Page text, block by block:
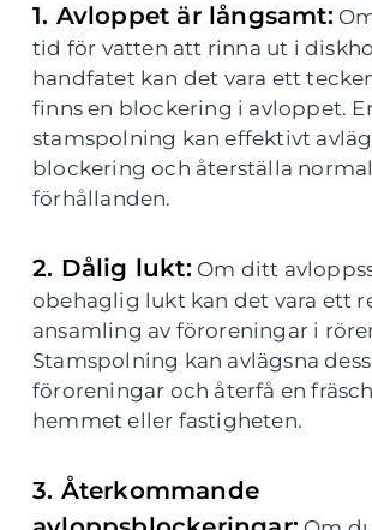
1. Avloppet är långsamt:
tid för vatten att rinna ut i
handfatet kan det vara ett
finns en blockering i avloppet.
stamspolning kan effektivt
blockering och återställa
förhållanden.
2. Dålig lukt: Om ditt
obehaglig lukt kan det vara ett
ansamling av föroreningar i
Stamspolning kan avlägsna
föroreningar och återfå en
hemmet eller fastigheten.
3. Återkommande